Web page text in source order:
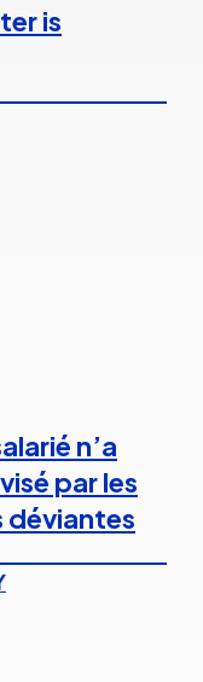
is
n’a
par les
déviantes